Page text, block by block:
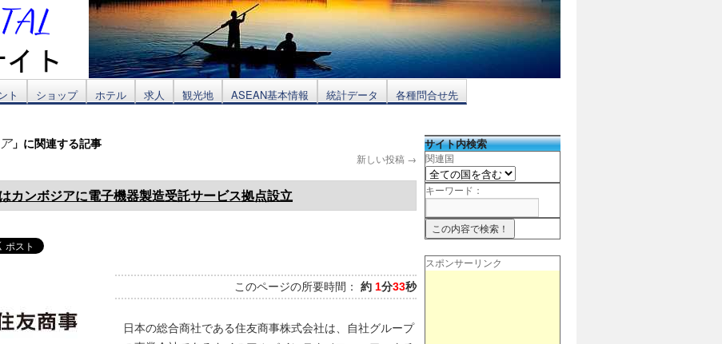
ト ショップ ホテル 求人 観光地 ASEAN基本情報 統計データ 各種問合せ先
」に関連する記事
新しい投稿 →
カンボジアに電子機器製造受託サービス拠点設立
このページの所要時間： 約 1分33秒
日本の総合商社である住友商事株式会社は、自社グループ
サイト内検索
関連国
キーワード：
スポンサーリンク